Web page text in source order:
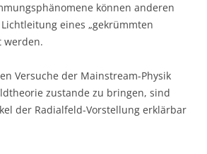
können anderen
eines „gekrümmten
werden.
Versuche der Mainstream-Physik
zustande zu bringen, sind
der Radialfeld-Vorstellung erklärbar